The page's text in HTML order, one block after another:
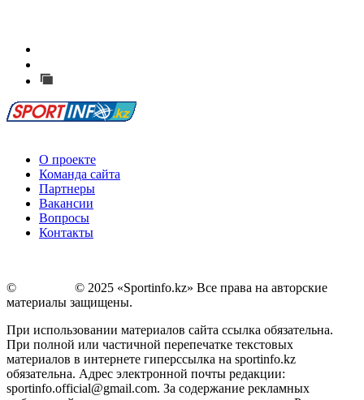
О проекте
Команда сайта
Партнеры
Вакансии
Вопросы
Контакты
©
© 2025 «Sportinfo.kz» Все права на авторские
материалы защищены.
При использовании материалов сайта ссылка обязательна.
При полной или частичной перепечатке текстовых
материалов в интернете гиперссылка на sportinfo.kz
обязательна. Адрес электронной почты редакции:
sportinfo.official@gmail.com. За содержание рекламных